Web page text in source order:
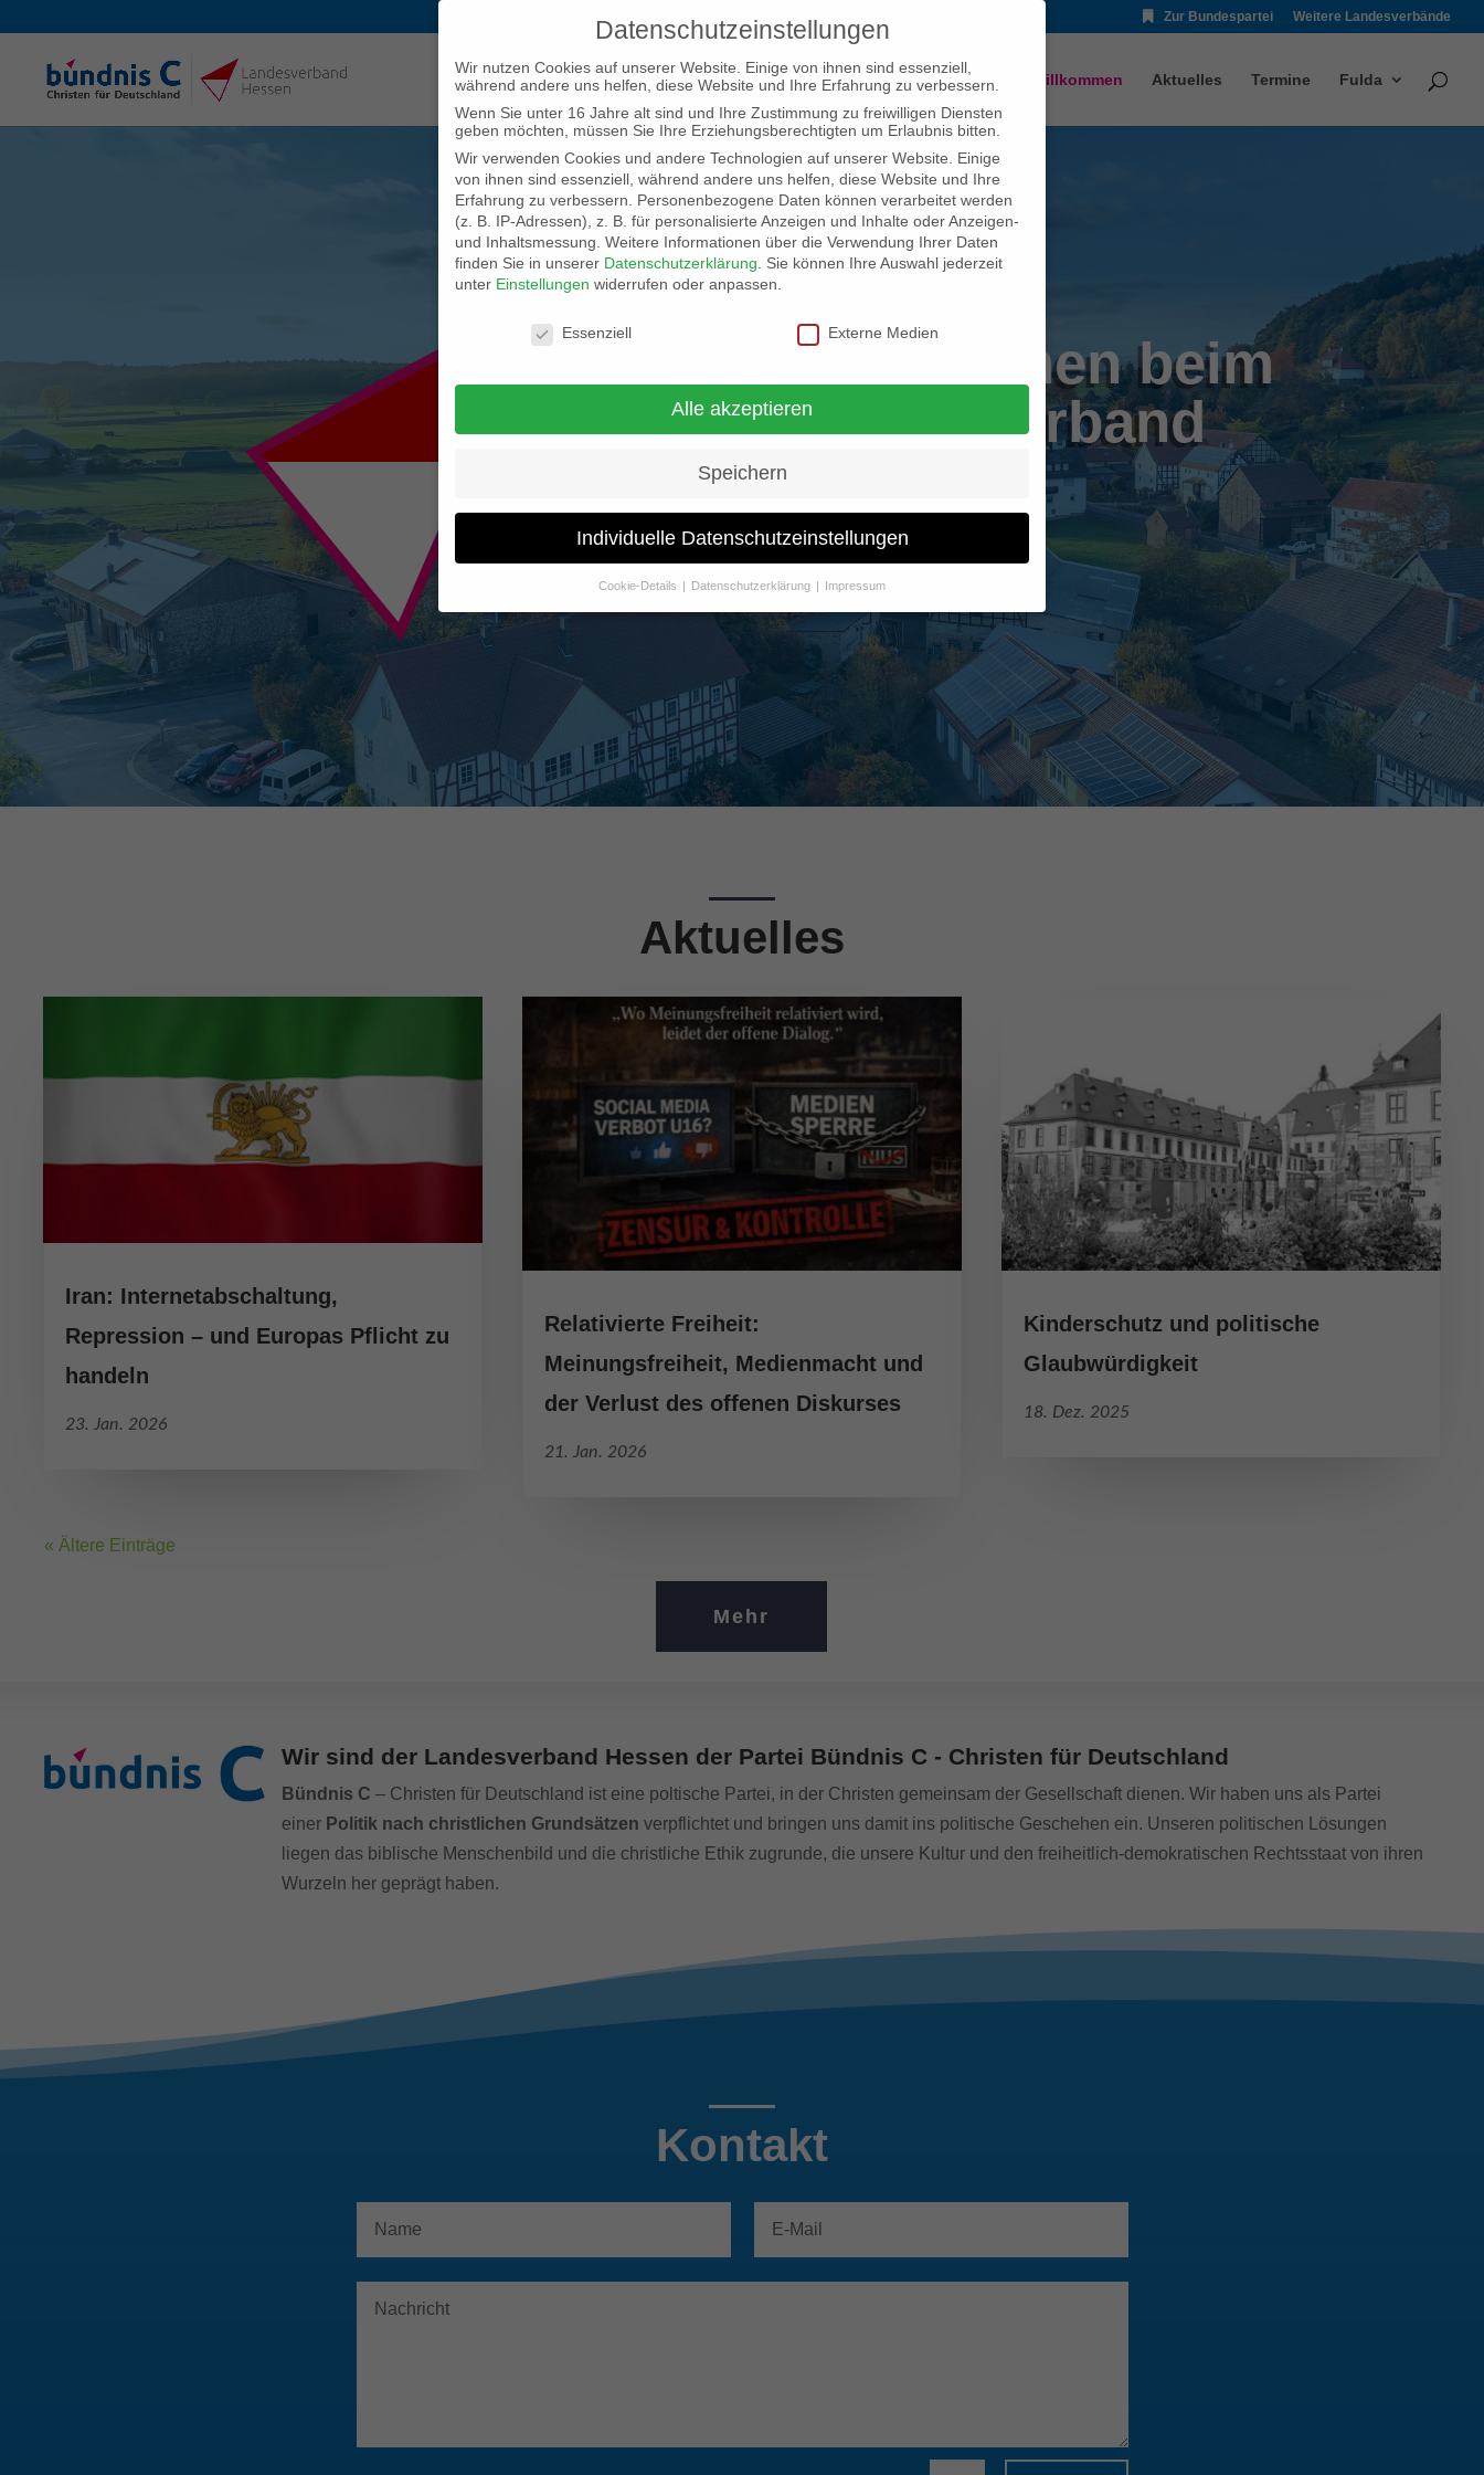
Zur Bundespartei Weitere Landesverbände
Willkommen Aktuelles Termine Fulda
Willkommen beim
Landesverband
Hessen
zur Übersicht
Aktuelles
Iran: Internetabschaltung,
Repression – und Europas Pflicht zu
handeln
23. Jan. 2026
Relativierte Freiheit:
Meinungsfreiheit, Medienmacht und
der Verlust des offenen Diskurses
21. Jan. 2026
Kinderschutz und politische
Glaubwürdigkeit
18. Dez. 2025
« Ältere Einträge
Mehr
Wir sind der Landesverband Hessen der Partei Bündnis C - Christen für Deutschland
Bündnis C – Christen für Deutschland ist eine poltische Partei, in der Christen gemeinsam der Gesellschaft dienen. Wir haben uns als Partei
einer Politik nach christlichen Grundsätzen verpflichtet und bringen uns damit ins politische Geschehen ein. Unseren politischen Lösungen
liegen das biblische Menschenbild und die christliche Ethik zugrunde, die unsere Kultur und den freiheitlich-demokratischen Rechtsstaat von ihren
Wurzeln her geprägt haben.
Kontakt
Datenschutzeinstellungen
Wir nutzen Cookies auf unserer Website. Einige von ihnen sind essenziell,
während andere uns helfen, diese Website und Ihre Erfahrung zu verbessern.
Wenn Sie unter 16 Jahre alt sind und Ihre Zustimmung zu freiwilligen Diensten
geben möchten, müssen Sie Ihre Erziehungsberechtigten um Erlaubnis bitten.
Wir verwenden Cookies und andere Technologien auf unserer Website. Einige
von ihnen sind essenziell, während andere uns helfen, diese Website und Ihre
Erfahrung zu verbessern.
Personenbezogene Daten können verarbeitet werden
(z. B. IP-Adressen), z. B. für personalisierte Anzeigen und Inhalte oder Anzeigen-
und Inhaltsmessung. Weitere Informationen über die Verwendung Ihrer Daten
finden Sie in unserer Datenschutzerklärung
Sie können Ihre Auswahl jederzeit
unter Einstellungen widerrufen oder anpassen.
Essenziell
Externe Medien
Alle akzeptieren
Speichern
Individuelle Datenschutzeinstellungen
Cookie-Details Datenschutzerklärung Impressum
Datenschutzeinstellungen
Wenn Sie unter 16 Jahre alt sind und Ihre Zustimmung zu freiwilligen Diensten
geben möchten, müssen Sie Ihre Erziehungsberechtigten um Erlaubnis bitten.
Wir verwenden Cookies und andere Technologien auf unserer Website. Einige
von ihnen sind essenziell, während andere uns helfen, diese Website und Ihre
Erfahrung zu verbessern. Personenbezogene Daten können verarbeitet werden
(z. B. IP-Adressen), z. B. für personalisierte Anzeigen und Inhalte oder Anzeigen-
und Inhaltsmessung.
Weitere Informationen über die Verwendung Ihrer Daten
finden Sie in unserer
Datenschutzerklärung
Speichern
Essenzielle Cookies ermöglichen grundlegende Funktionen und sind für die einwandfreie
Funktion der Website erforderlich.
Cookie-Informationen anzeigen
Externe Medien
Inhalte von Videoplattformen und Social-Media-Plattformen werden standardmäßig blockiert.
Wenn Cookies von externen Medien akzeptiert werden, bedarf der Zugriff auf diese Inhalte
keiner manuellen Einwilligung mehr.
Cookie-Informationen anzeigen
Datenschutzerklärung Impressum